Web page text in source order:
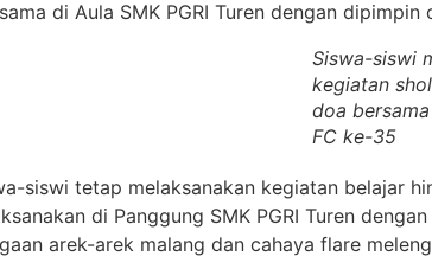
di Aula SMK PGRI Turen dengan
Siswa-siswi
kegiatan
doa
FC ke-35
siswi tetap melaksanakan kegiatan belajar
di Panggung SMK PGRI Turen
arek-arek malang dan cahaya flare